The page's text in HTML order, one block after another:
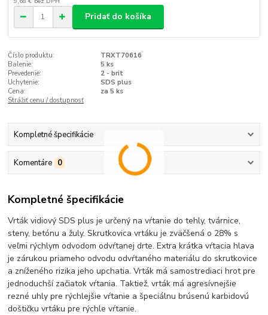
Pridať do košíka
Číslo produktu:
TRXT70616
Balenie:
5 ks
Prevedenie:
2 - brit
Uchytenie:
SDS plus
Cena:
za 5 ks
Strážiť cenu / dostupnosť
Kompletné špecifikácie
Komentáre 0
Kompletné špecifikácie
Vrták vidiový SDS plus je určený na vŕtanie do tehly, tvárnice,
steny, betónu a žuly. Skrutkovica vrtáku je zväčšená o 28% s
veľmi rýchlym odvodom odvŕtanej drte. Extra krátka vŕtacia hlava
je zárukou priameho odvodu odvŕtaného materiálu do skrutkovice
a zníženého rizika jeho upchatia. Vrták má samostrediaci hrot pre
jednoduchší začiatok vŕtania. Taktiež, vrták má agresívnejšie
rezné uhly pre rýchlejšie vŕtanie a špeciálnu brúsenú karbidovú
doštičku vrtáku pre rýchle vŕtanie.